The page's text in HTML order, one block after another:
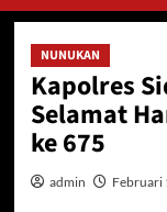
NUNUKAN
Kapolres
Selamat
ke 675
admin Februari